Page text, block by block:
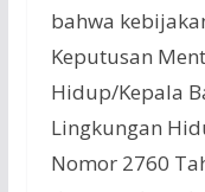
bahwa
Keputusan
Hidup/Kepala
Lingkungan
Nomor 2760